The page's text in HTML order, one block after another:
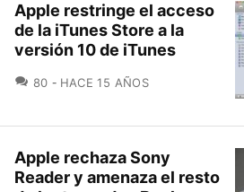
Apple restringe el acceso
de la iTunes Store a la
versión 10 de iTunes
80 COMENTARIOS
HACE 15 AÑOS
Apple rechaza Sony
Reader y amenaza el resto